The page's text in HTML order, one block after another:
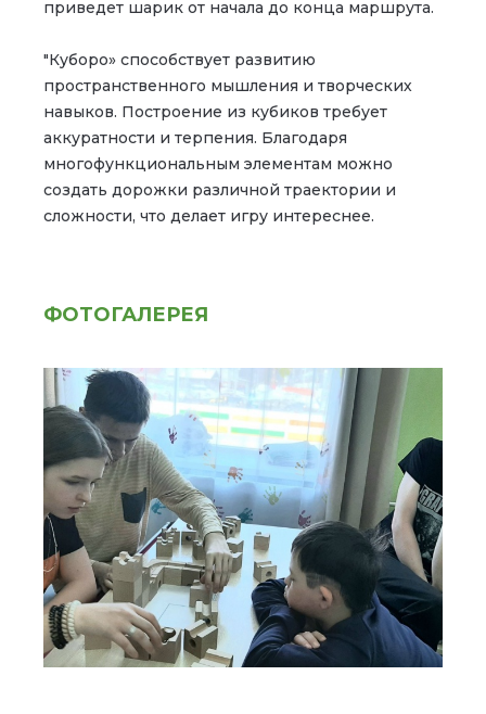
приведет шарик от начала до конца маршрута.
"Куборо» способствует развитию
пространственного мышления и творческих
навыков. Построение из кубиков требует
аккуратности и терпения. Благодаря
многофункциональным элементам можно
создать дорожки различной траектории и
сложности, что делает игру интереснее.
ФОТОГАЛЕРЕЯ